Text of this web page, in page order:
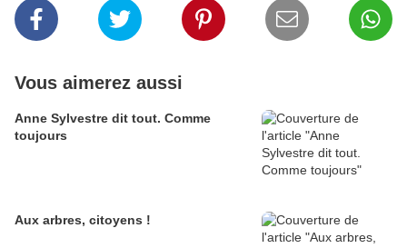
Vous aimerez aussi
Anne Sylvestre dit tout. Comme
toujours
Aux arbres, citoyens !